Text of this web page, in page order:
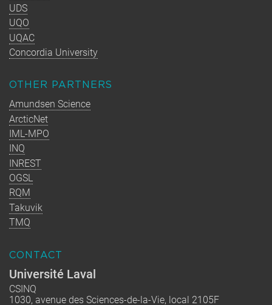
UDS
UQO
UQAC
Concordia University
OTHER PARTNERS
Amundsen Science
ArcticNet
IML-MPO
INQ
INREST
OGSL
RQM
Takuvik
TMQ
CONTACT
Université Laval
CSINQ
1030, avenue des Sciences-de-la-Vie, local 2105F